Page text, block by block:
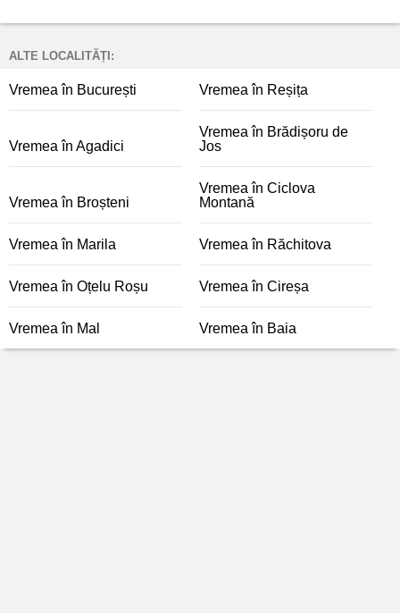
ALTE LOCALITĂȚI:
Vremea în București Vremea în Reșița
Vremea în Agadici
Vremea în Brădișoru de
Jos
Vremea în Broșteni
Vremea în Ciclova
Montană
Vremea în Marila Vremea în Răchitova
Vremea în Oțelu Roșu Vremea în Cireșa
Vremea în Mal Vremea în Baia